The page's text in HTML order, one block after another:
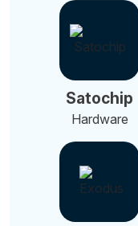
Satochip
Hardware